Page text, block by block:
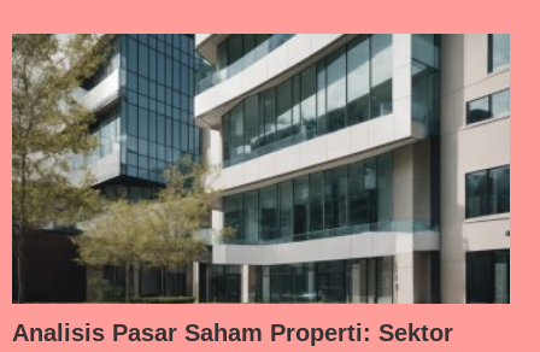
Analisis Pasar Saham Properti: Sektor